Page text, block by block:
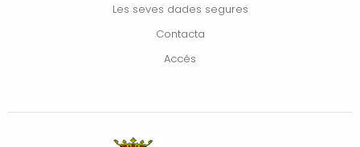
Les seves dades segures
Contacta
Accés